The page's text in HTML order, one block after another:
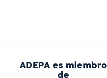
ADEPA es miembro
de